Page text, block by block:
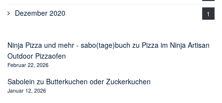
Dezember 2020 1
Ninja Pizza und mehr - sabo(tage)buch zu Pizza im Ninja Artisan
Outdoor Pizzaofen
Februar 22, 2026
Sabolein zu Butterkuchen oder Zuckerkuchen
Januar 12, 2026